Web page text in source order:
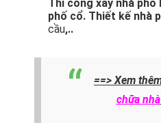
Thi công xây nhà
phố cổ. Thiết kế nhà
cầu,..
==> Xem
chữa nhà